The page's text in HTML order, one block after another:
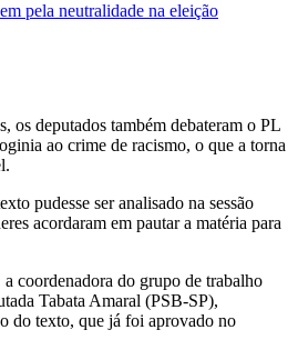
pela neutralidade na eleição
os deputados também debateram o PL
ao crime de racismo, o que a torna
pudesse ser analisado na sessão
acordaram em pautar a matéria para
coordenadora do grupo de trabalho
Tabata Amaral (PSB-SP),
do texto, que já foi aprovado no